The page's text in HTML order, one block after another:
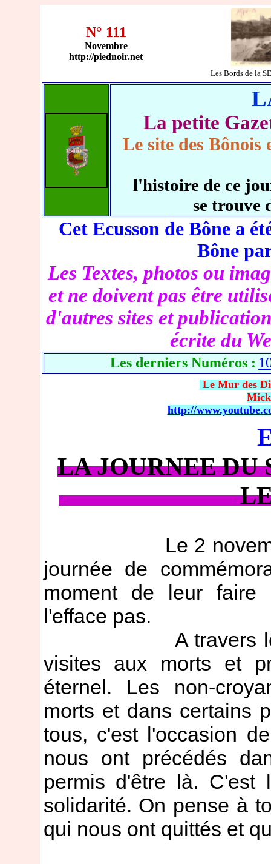
N° 111
Novembre
http://piednoir.net
Les Bords de la
La petite
Le site des Bônois
l'histoire de ce
se trouve
Cet Ecusson de Bône a
Bône
Les Textes, photos ou
et ne doivent pas être
d'autres sites et
écrite du
Les derniers Numéros :
Le Mur des
http://
LA
LE JOUR
Le 2 novembre,
journée de
moment de leur faire
l'efface pas.
A travers le
visites aux morts et
éternel. Les non-
morts et dans certains
tous, c'est l'occasion
nous ont précédés
permis d'être là. C'est
solidarité. On pense à
qui nous ont quittés et